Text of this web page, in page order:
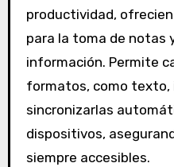
productividad,
para la toma de notas
información. Permite
formatos, como texto,
sincronizarlas
dispositivos,
siempre accesibles.